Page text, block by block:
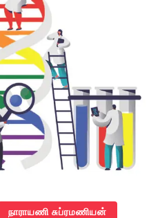
நாராயணி சுப்ரமணியன்